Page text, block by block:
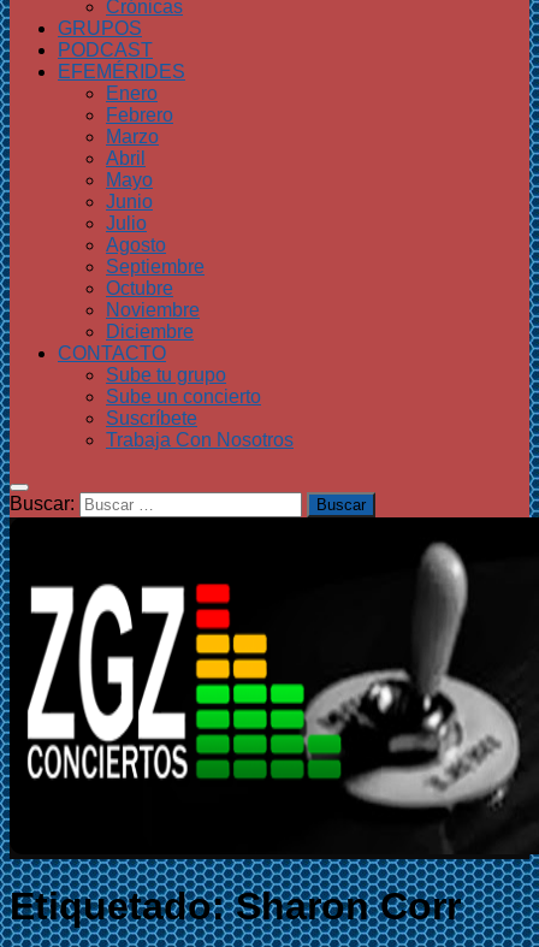
Crónicas
GRUPOS
PODCAST
EFEMÉRIDES
Enero
Febrero
Marzo
Abril
Mayo
Junio
Julio
Agosto
Septiembre
Octubre
Noviembre
Diciembre
CONTACTO
Sube tu grupo
Sube un concierto
Suscríbete
Trabaja Con Nosotros
Buscar:
Etiquetado:Sharon Corr